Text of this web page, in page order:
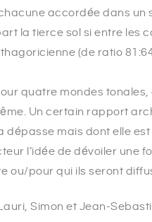
accordée dans un
la tierce sol si entre les
(de ratio
quatre mondes tonales,
Un certain rapport
dépasse mais dont elle
l’idée de dévoiler une
ou/pour qui ils seront
Simon et Jean-